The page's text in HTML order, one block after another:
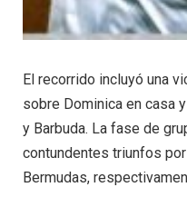
El recorrido incluyó una
sobre Dominica en casa
y Barbuda. La fase de
contundentes triunfos
Bermudas,